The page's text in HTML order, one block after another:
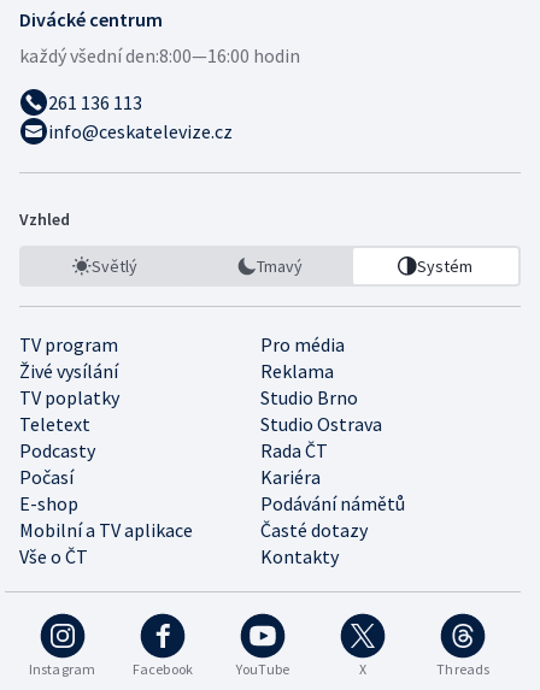
Divácké centrum
každý všední den:8:00—16:00 hodin
261 136 113
info@ceskatelevize.cz
Vzhled
Světlý Tmavý Systém
TV program
Pro média
Živé vysílání
Reklama
TV poplatky
Studio Brno
Teletext
Studio Ostrava
Podcasty
Rada ČT
Počasí
Kariéra
E-shop
Podávání námětů
Mobilní a TV aplikace
Časté dotazy
Vše o ČT
Kontakty
Instagram Facebook YouTube X Threads